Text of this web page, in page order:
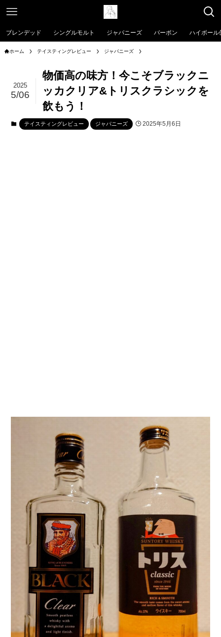
ブレンデッド シングルモルト ジャパニーズ バーボン ハイボール
ホーム テイスティングレビュー ジャパニーズ
物価高の味方！今こそブラックニ
ッカクリア&トリスクラシックを
飲もう！
2025
5/06
テイスティングレビュー ジャパニーズ 2025年5月6日